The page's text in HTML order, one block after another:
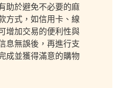
助於避免不必要的麻
方式，如信用卡、線
增加交易的便利性與
息無誤後，再進行支
成並獲得滿意的購物